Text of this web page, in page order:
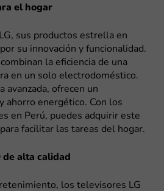
el hogar
sus productos estrella en
su innovación y funcionalidad.
la eficiencia de una
en un solo electrodoméstico.
avanzada, ofrecen un
ahorro energético. Con los
en Perú, puedes adquirir este
facilitar las tareas del hogar.
de alta calidad
los televisores LG